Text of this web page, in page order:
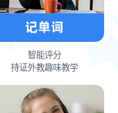
智能评分
持证外教趣味教学